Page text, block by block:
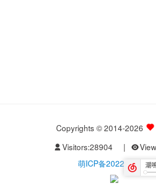
Copyrights © 2014-2026
Visitors:28904 |
萌ICP备20229526号